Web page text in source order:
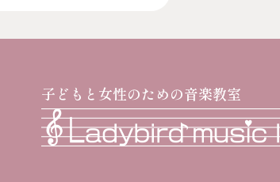
子どもと女性のための音楽教室